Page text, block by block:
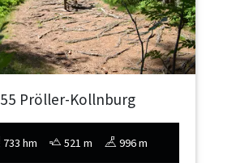
55 Pröller-Kollnburg
733 hm 521 m 996 m